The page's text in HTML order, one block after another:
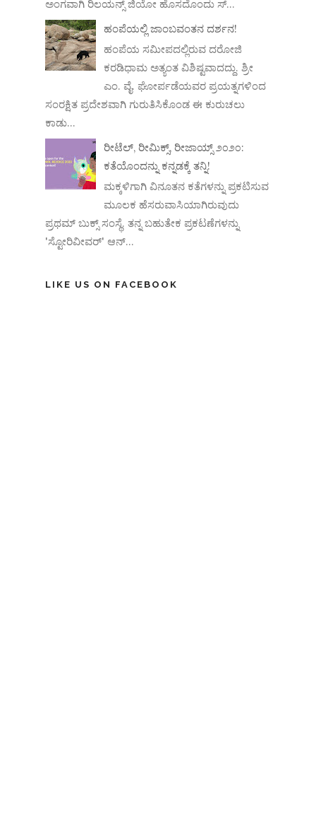
ಅಂಗವಾಗಿ ರಿಲಯನ್ಸ್ ಜಿಯೋ ಹೊಸದೊಂದು ಸ್...
ಹಂಪೆಯಲ್ಲಿ ಜಾಂಬವಂತನ ದರ್ಶನ!
ಹಂಪೆಯ ಸಮೀಪದಲ್ಲಿರುವ ದರೋಜಿ
ಕರಡಿಧಾಮ ಅತ್ಯಂತ ವಿಶಿಷ್ಟವಾದದ್ದು. ಶ್ರೀ
ಎಂ. ವೈ. ಘೋರ್ಪಡೆಯವರ ಪ್ರಯತ್ನಗಳಿಂದ
ಸಂರಕ್ಷಿತ ಪ್ರದೇಶವಾಗಿ ಗುರುತಿಸಿಕೊಂಡ ಈ ಕುರುಚಲು
ಕಾಡು...
ರೀಟೆಲ್, ರೀಮಿಕ್ಸ್, ರೀಜಾಯ್ಸ್ ೨೦೨೦:
ಕತೆಯೊಂದನ್ನು ಕನ್ನಡಕ್ಕೆ ತನ್ನಿ!
ಮಕ್ಕಳಿಗಾಗಿ ವಿನೂತನ ಕತೆಗಳನ್ನು ಪ್ರಕಟಿಸುವ
ಮೂಲಕ ಹೆಸರುವಾಸಿಯಾಗಿರುವುದು
ಪ್ರಥಮ್ ಬುಕ್ಸ್ ಸಂಸ್ಥೆ. ತನ್ನ ಬಹುತೇಕ ಪ್ರಕಟಣೆಗಳನ್ನು
'ಸ್ಟೋರಿವೀವರ್' ಆನ್‌...
LIKE US ON FACEBOOK